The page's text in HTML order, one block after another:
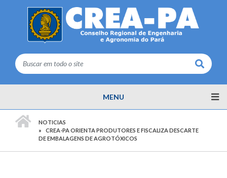
Buscar
MENU
NOTICIAS
CREA-PA ORIENTA PRODUTORES E FISCALIZA DESCARTE
DE EMBALAGENS DE AGROTÓXICOS